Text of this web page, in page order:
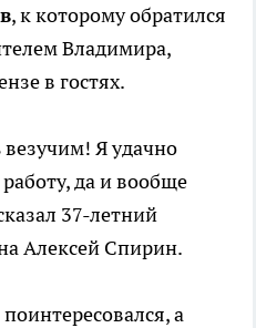
, к которому обратился
Владимира,
в гостях.
везучим! Я удачно
да и вообще
37-летний
Алексей Спирин.
поинтересовался, а